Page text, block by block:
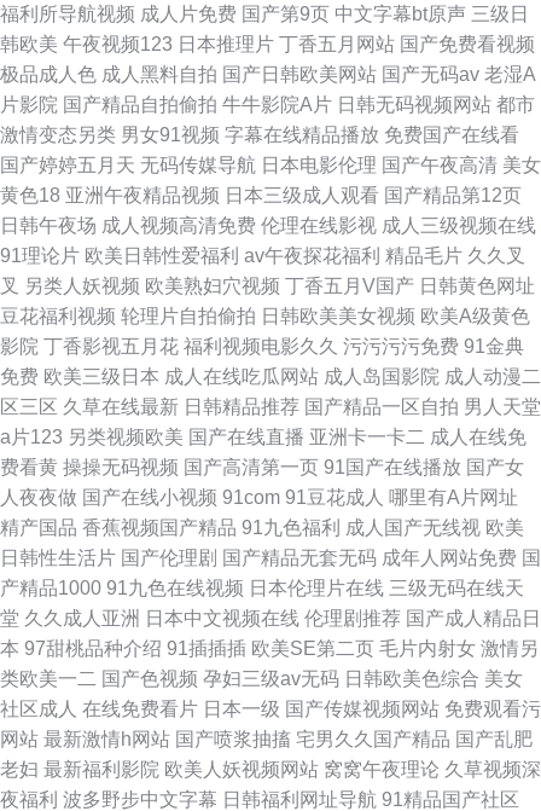
福利所导航视频 成人片免费 国产第9页 中文字幕bt原声 三级日
韩欧美 午夜视频123 日本推理片 丁香五月网站 国产免费看视频
极品成人色 成人黑料自拍 国产日韩欧美网站 国产无码av 老湿A
片影院 国产精品自拍偷拍 牛牛影院A片 日韩无码视频网站 都市
激情变态另类 男女91视频 字幕在线精品播放 免费国产在线看
国产婷婷五月天 无码传媒导航 日本电影伦理 国产午夜高清 美女
黄色18 亚洲午夜精品视频 日本三级成人观看 国产精品第12页
日韩午夜场 成人视频高清免费 伦理在线影视 成人三级视频在线
91理论片 欧美日韩性爱福利 av午夜探花福利 精品毛片 久久叉
叉 另类人妖视频 欧美熟妇穴视频 丁香五月V国产 日韩黄色网址
豆花福利视频 轮理片自拍偷拍 日韩欧美美女视频 欧美A级黄色
影院 丁香影视五月花 福利视频电影久久 污污污污免费 91金典
免费 欧美三级日本 成人在线吃瓜网站 成人岛国影院 成人动漫二
区三区 久草在线最新 日韩精品推荐 国产精品一区自拍 男人天堂
a片123 另类视频欧美 国产在线直播 亚洲卡一卡二 成人在线免
费看黄 操操无码视频 国产高清第一页 91国产在线播放 国产女
人夜夜做 国产在线小视频 91com 91豆花成人 哪里有A片网址
精产国品 香蕉视频国产精品 91九色福利 成人国产无线视 欧美
日韩性生活片 国产伦理剧 国产精品无套无码 成年人网站免费 国
产精品1000 91九色在线视频 日本伦理片在线 三级无码在线天
堂 久久成人亚洲 日本中文视频在线 伦理剧推荐 国产成人精品日
本 97甜桃品种介绍 91插插插 欧美SE第二页 毛片内射女 激情另
类欧美一二 国产色视频 孕妇三级av无码 日韩欧美色综合 美女
社区成人 在线免费看片 日本一级 国产传媒视频网站 免费观看污
网站 最新激情h网站 国产喷浆抽搐 宅男久久国产精品 国产乱肥
老妇 最新福利影院 欧美人妖视频网站 窝窝午夜理论 久草视频深
夜福利 波多野步中文字幕 日韩福利网址导航 91精品国产社区